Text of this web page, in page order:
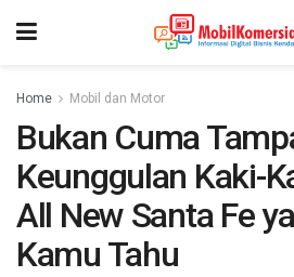
Home Mobil dan Motor
Bukan Cuma
Keunggulan Kaki-
All New Santa Fe
Kamu Tahu